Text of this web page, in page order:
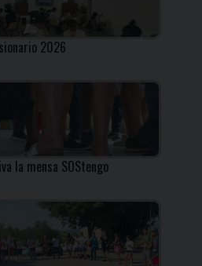
2026
la mensa SOStengo